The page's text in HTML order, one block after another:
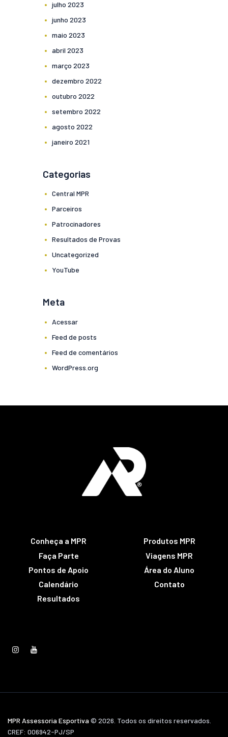
julho 2023
junho 2023
maio 2023
abril 2023
março 2023
dezembro 2022
outubro 2022
setembro 2022
agosto 2022
janeiro 2021
Categorias
Central MPR
Parceiros
Patrocinadores
Resultados de Provas
Uncategorized
YouTube
Meta
Acessar
Feed de posts
Feed de comentários
WordPress.org
Conheça a MPR
Faça Parte
Pontos de Apoio
Calendário
Resultados
Produtos MPR
Viagens MPR
Área do Aluno
Contato
MPR Assessoria Esportiva © 2026. Todos os direitos reservados.
CREF: 006942-PJ/SP